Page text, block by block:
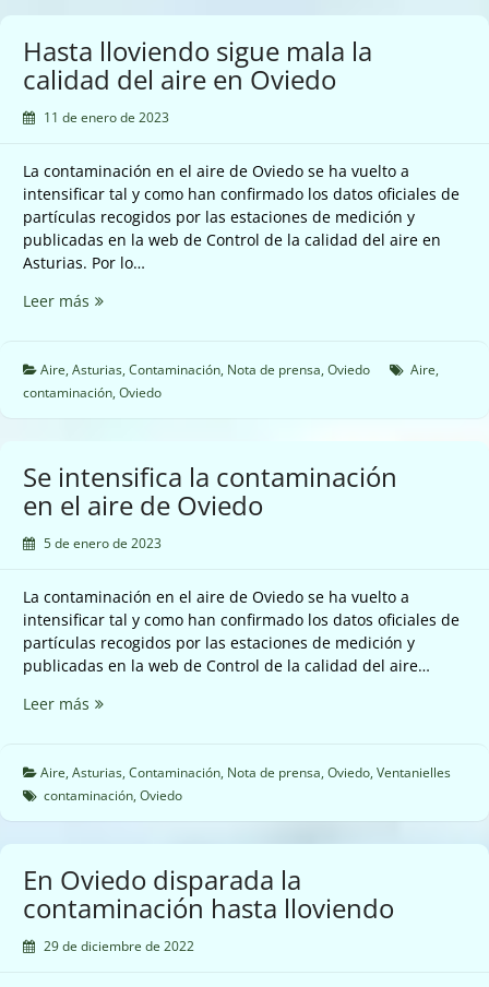
aire
en
de
a
los
datos
oficiales.
Hasta lloviendo sigue mala la
calidad del aire en Oviedo
11 de enero de 2023
La contaminación en el aire de Oviedo se ha vuelto a
intensificar tal y como han confirmado los datos oficiales de
partículas recogidos por las estaciones de medición y
publicadas en la web de Control de la calidad del aire en
Asturias. Por lo…
Leer más Hasta
mala
la
en
Oviedo
Aire, Asturias, Contaminación, Nota de prensa, Oviedo Aire,
contaminación, Oviedo
Se intensifica la contaminación
en el aire de Oviedo
5 de enero de 2023
La contaminación en el aire de Oviedo se ha vuelto a
intensificar tal y como han confirmado los datos oficiales de
partículas recogidos por las estaciones de medición y
publicadas en la web de Control de la calidad del aire…
Leer más Se
contaminación
en
el
Oviedo
Aire, Asturias, Contaminación, Nota de prensa, Oviedo, Ventanielles
contaminación, Oviedo
En Oviedo disparada la
contaminación hasta lloviendo
29 de diciembre de 2022